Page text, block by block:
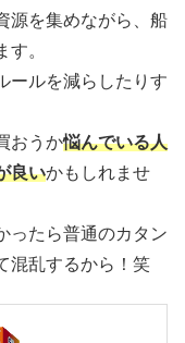
源を集めながら、船
。
ールを減らしたりす
おうか悩んでいる人
良いかもしれませ
ったら普通のカタン
混乱するから！笑